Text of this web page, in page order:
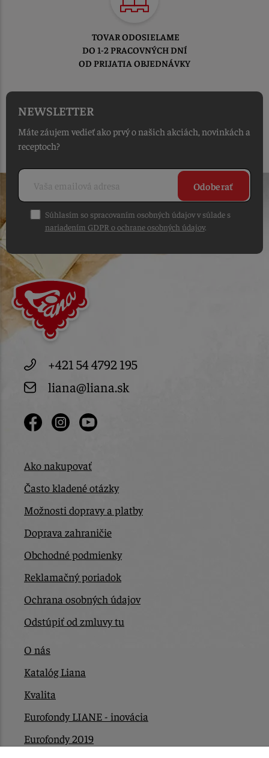
TOVAR ODOSIELAME
DO 1-2 PRACOVNÝCH DNÍ
OD PRIJATIA OBJEDNÁVKY
NEWSLETTER
Máte záujem vedieť ako prvý o našich akciách, novinkách a
receptoch?
Odoberať
Súhlasím so spracovaním osobných údajov v súlade s
nariadením GDPR o ochrane osobných údajov.
+421 54 4792 195
liana@liana.sk
Ako nakupovať
Často kladené otázky
Možnosti dopravy a platby
Doprava zahraničie
Obchodné podmienky
Reklamačný poriadok
Ochrana osobných údajov
Odstúpiť od zmluvy tu
O nás
Katalóg Liana
Kvalita
Eurofondy LIANE - inovácia
Eurofondy 2019